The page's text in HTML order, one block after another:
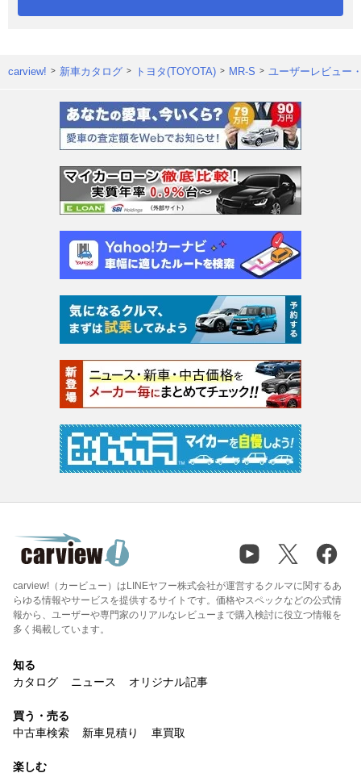
carview! 新車カタログ トヨタ(TOYOTA) MR-S ユーザーレビュー
carview!（カービュー）はLINEヤフー株式会社が運営するクルマに関するあ
らゆる情報やサービスを提供するサイトです。価格やスペックなどの公式情
報から、ユーザーや専門家のリアルなレビューまで購入検討に役立つ情報を
多く掲載しています。
知る
カタログ
ニュース オリジナル記事
買う・売る
中古車検索
新車見積り 車買取
楽しむ